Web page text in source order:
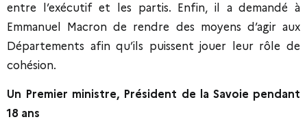
entre l’exécutif et les partis. Enfin, il a demandé à
Emmanuel Macron de rendre des moyens d’agir aux
Départements afin qu’ils puissent jouer leur rôle de
cohésion.
Un Premier ministre, Président de la Savoie pendant
18 ans